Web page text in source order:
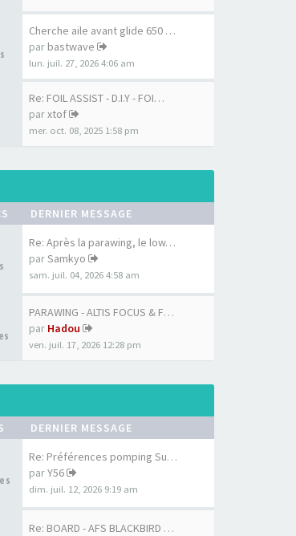
Cherche aile avant glide 650 …
par bastwave
lun. juil. 27, 2026 4:06 am
Re: FOIL ASSIST - D.I.Y - FOI…
parxtof
mer. oct. 08, 2025 1:58 pm
DERNIER MESSAGE
Re: Après la parawing, le low…
parSamkyo
sam. juil. 04, 2026 4:58 am
PARAWING - ALTIS FOCUS & FOCU…
par Hadou
ven. juil. 17, 2026 12:28 pm
DERNIER MESSAGE
Re: Préférences pomping Surf …
parY56
dim. juil. 12, 2026 9:19 am
Re: BOARD - AFS BLACKBIRD 7'6…